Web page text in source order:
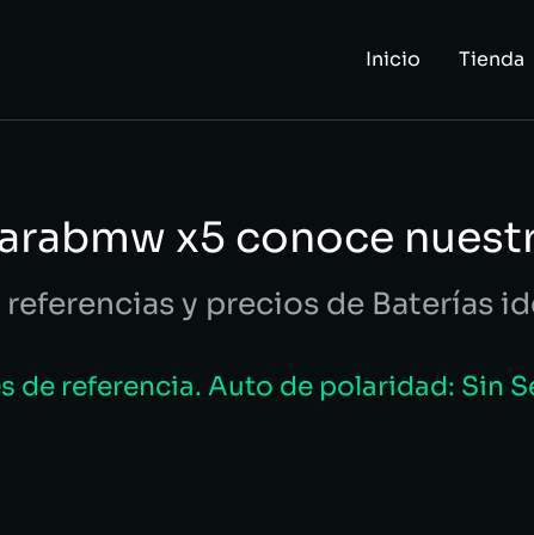
Inicio Tienda
x5 conoce
referencias y precios de Baterías
de referencia. Auto de polaridad: Sin